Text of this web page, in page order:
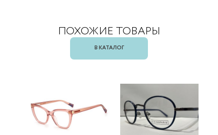
ПОХОЖИЕ ТОВАРЫ
В КАТАЛОГ